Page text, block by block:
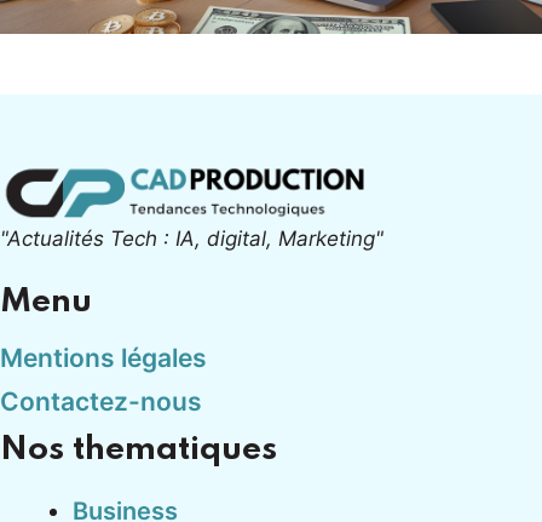
"Actualités Tech : IA, digital, Marketing"
Menu
Mentions légales
Contactez-nous
Nos thematiques
Business